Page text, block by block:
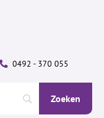
0492 - 370 055